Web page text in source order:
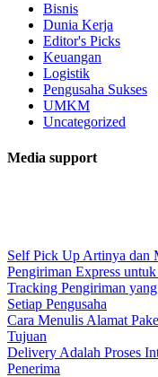
Bisnis
Dunia Kerja
Editor's Picks
Keuangan
Logistik
Pengusaha Sukses
UMKM
Uncategorized
Media support
Self Pick Up Artinya dan
Pengiriman Express
Tracking Pengiriman
Setiap Pengusaha
Cara Menulis Alamat
Tujuan
Delivery Adalah Proses
Penerima